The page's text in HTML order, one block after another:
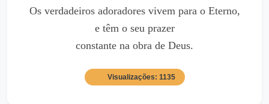
Os verdadeiros adoradores vivem para o Eterno,
e têm o seu prazer
constante na obra de Deus.
Visualizações: 1135